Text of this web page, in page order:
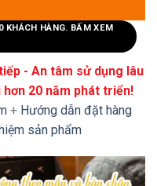
KHÁCH HÀNG. BẤM XEM
- An tâm sử dụng lâu
20 năm phát triển!
+ Hướng dẫn đặt hàng
sản phẩm